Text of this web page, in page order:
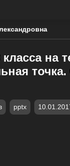
на
pptx